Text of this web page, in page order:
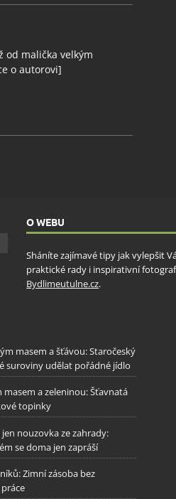
od malička velkým
o autorovi]
O WEBU
Sháníte zajímavé tipy jak vylepšit
praktické rady i inspirativní
Bydlimeutulne.cz.
masem a šťávou: Staročeský
suroviny udělat pořádné jídlo
a zeleninou: Šťavnatá
topinky
nouzovka ze zahrady:
se doma jen zapráší
Zimní zásoba bez